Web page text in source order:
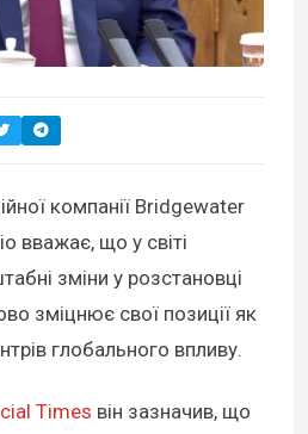
компанії Bridgewater
вважає, що у світі
зміни у розстановці
зміцнює свої позиції як
глобального впливу.
Times він зазначив, що